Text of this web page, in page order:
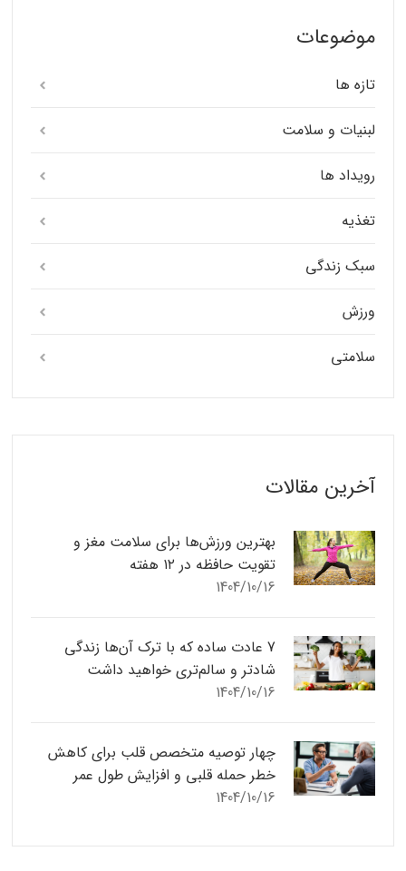
موضوعات
تازه ها
لبنیات و سلامت
رویداد ها
تغذیه
سبک زندگی
ورزش
سلامتی
آخرین مقالات
بهترین ورزش‌ها برای سلامت مغز و
تقویت حافظه در ۱۲ هفته
1404/10/16
7 عادت ساده که با ترک آن‌ها زندگی
شادتر و سالم‌تری خواهید داشت
1404/10/16
چهار توصیه متخصص قلب برای کاهش
خطر حمله قلبی و افزایش طول عمر
1404/10/16